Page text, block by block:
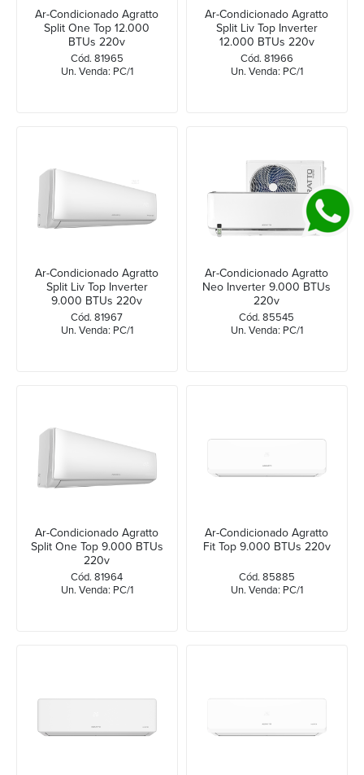
Ar-Condicionado Agratto
Split One Top 12.000
BTUs 220v
Cód. 81965
Un. Venda: PC/1
Ar-Condicionado Agratto
Split Liv Top Inverter
12.000 BTUs 220v
Cód. 81966
Un. Venda: PC/1
Ar-Condicionado Agratto
Split Liv Top Inverter
9.000 BTUs 220v
Cód. 81967
Un. Venda: PC/1
Ar-Condicionado Agratto
Neo Inverter 9.000 BTUs
220v
Cód. 85545
Un. Venda: PC/1
Ar-Condicionado Agratto
Split One Top 9.000 BTUs
220v
Cód. 81964
Un. Venda: PC/1
Ar-Condicionado Agratto
Fit Top 9.000 BTUs 220v
Cód. 85885
Un. Venda: PC/1